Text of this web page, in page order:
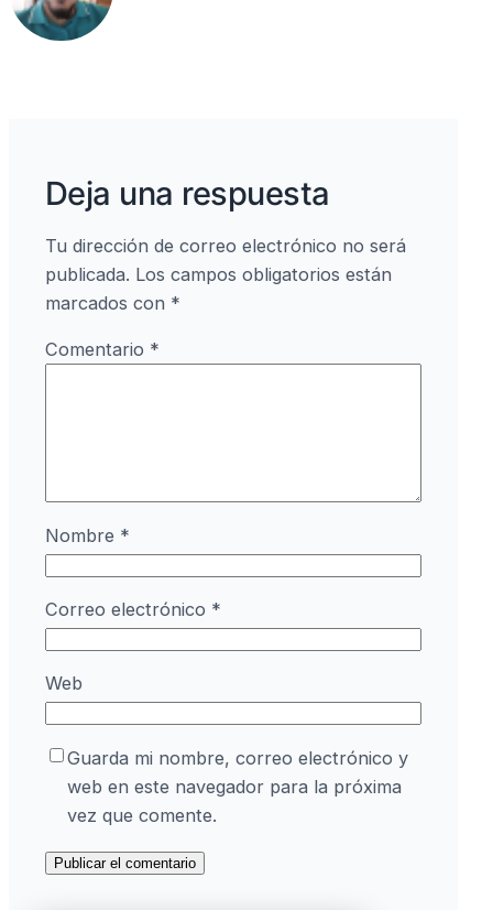
o
k
Deja una respuesta
Tu dirección de correo electrónico no será
publicada. Los campos obligatorios están
marcados con *
Comentario *
Nombre *
Correo electrónico *
Web
Guarda mi nombre, correo electrónico y
web en este navegador para la próxima
vez que comente.